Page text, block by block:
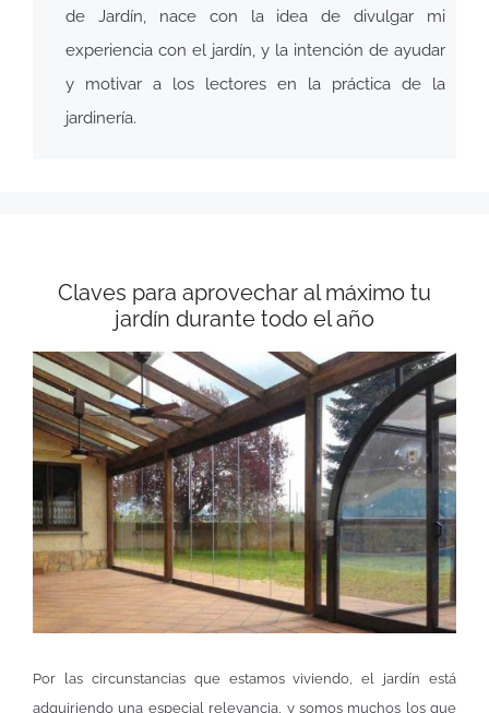
de Jardín, nace con la idea de divulgar mi
experiencia con el jardín, y la intención de ayudar
y motivar a los lectores en la práctica de la
jardinería.
Claves para aprovechar al máximo tu
jardín durante todo el año
Por las circunstancias que estamos viviendo, el jardín está
adquiriendo una especial relevancia, y somos muchos los que